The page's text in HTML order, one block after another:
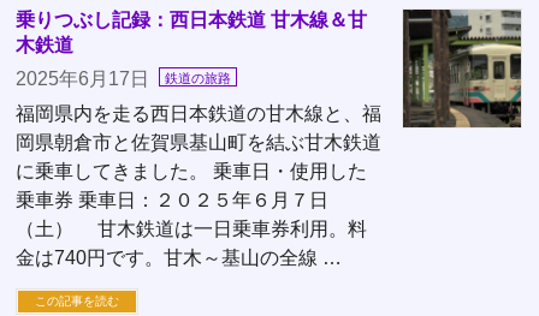
乗りつぶし記録：西日本鉄道 甘木線＆甘
木鉄道
2025年6月17日
鉄道の旅路
福岡県内を走る西日本鉄道の甘木線と、福
岡県朝倉市と佐賀県基山町を結ぶ甘木鉄道
に乗車してきました。 乗車日・使用した
乗車券 乗車日：２０２５年６月７日
（土） 甘木鉄道は一日乗車券利用。料
金は740円です。甘木～基山の全線 …
この記事を読む